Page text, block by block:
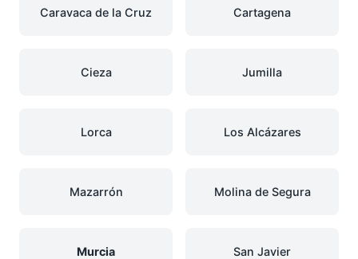
Caravaca de la Cruz Cartagena
Cieza Jumilla
Lorca Los Alcázares
Mazarrón Molina de Segura
Murcia San Javier